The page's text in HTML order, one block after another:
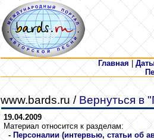
Главная
www.bards.ru / Вернуться в
19.04.2009
Материал относится к разделам:
- Персоналии (интервью, статьи об